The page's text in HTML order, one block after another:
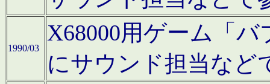
1990/03
X68000用ゲーム「
にサウンド担当など